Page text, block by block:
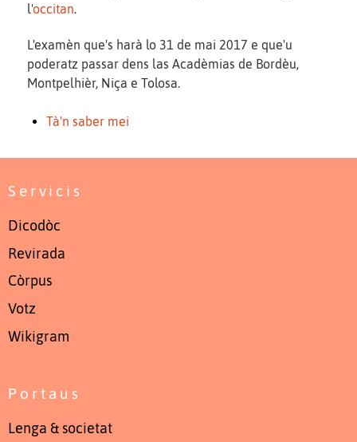
l'occitan.
L'examèn que's harà lo 31 de mai 2017 e que'u
poderatz passar dens las Acadèmias de Bordèu,
Montpelhièr, Niça e Tolosa.
Tà'n saber mei
Servicis
Dicodòc
Revirada
Còrpus
Votz
Wikigram
Portaus
Lenga & societat